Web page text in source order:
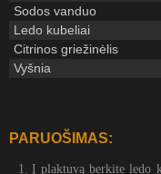
Sodos vanduo
Ledo kubeliai
Citrinos griežinėlis
Vyšnia
PARUOŠIMAS:
Į plaktuvą berkite ledo